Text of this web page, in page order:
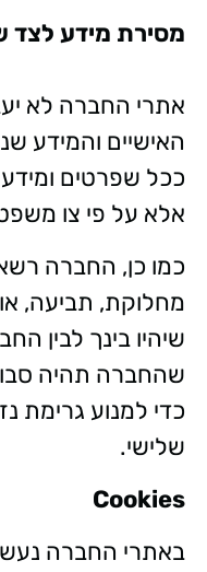
מסירת מידע לצד
אתרי החברה לא
האישיים והמידע
ככל שפרטים
אלא על פי צו
כמו כן, החברה
מחלוקת, תביעה,
שיהיו בינך לבין
שהחברה תהיה
כדי למנוע גרימת
שלישי.
Cookies
באתרי החברה